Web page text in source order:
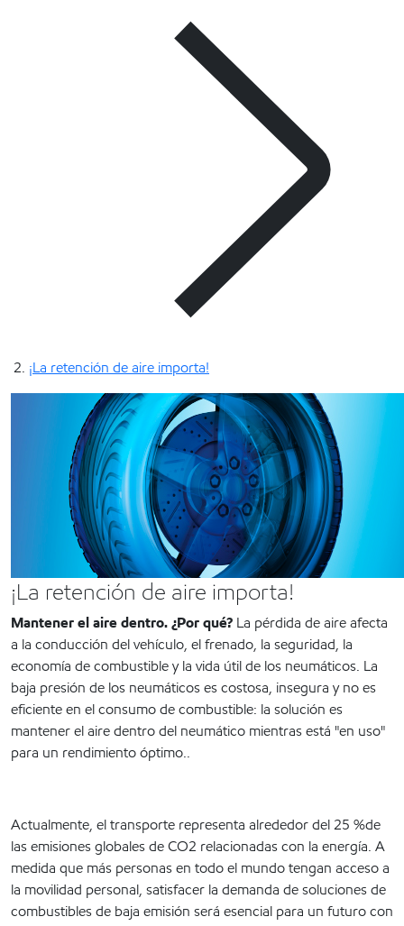
¡La retención de aire importa!
¡La retención de aire importa!
Mantener el aire dentro. ¿Por qué? La pérdida de aire afecta
a la conducción del vehículo, el frenado, la seguridad, la
economía de combustible y la vida útil de los neumáticos. La
baja presión de los neumáticos es costosa, insegura y no es
eficiente en el consumo de combustible: la solución es
mantener el aire dentro del neumático mientras está "en uso"
para un rendimiento óptimo..
Actualmente, el transporte representa alrededor del 25 %de
las emisiones globales de CO2 relacionadas con la energía. A
medida que más personas en todo el mundo tengan acceso a
la movilidad personal, satisfacer la demanda de soluciones de
combustibles de baja emisión será esencial para un futuro con